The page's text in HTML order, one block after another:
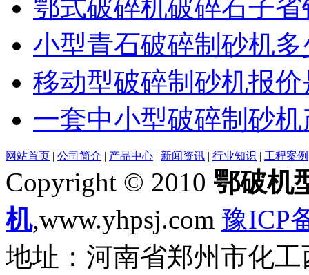
鄂式破碎机破碎石子
小型青石破碎制砂机
移动型破碎制砂机报
一套中小型破碎制砂
网站首页 | 公司简介 | 产品中心 | 新闻资讯 | 行业知识 | 工程案例
Copyright © 2010 鄂破机
机,www.yhpsj.com 豫ICP
地址：河南省郑州市化